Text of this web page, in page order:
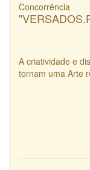
Concorrência
A criatividade e
tornam uma Arte